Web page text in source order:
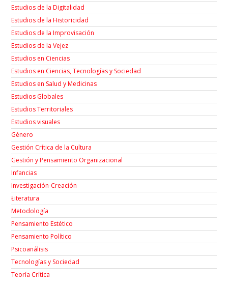
Estudios de la Digitalidad
Estudios de la Historicidad
Estudios de la Improvisación
Estudios de la Vejez
Estudios en Ciencias
Estudios en Ciencias, Tecnologías y Sociedad
Estudios en Salud y Medicinas
Estudios Globales
Estudios Territoriales
Estudios visuales
Género
Gestión Crítica de la Cultura
Gestión y Pensamiento Organizacional
Infancias
Investigación-Creación
Łiteratura
Metodología
Pensamiento Estético
Pensamiento Político
Psicoanálisis
Tecnologías y Sociedad
Teoría Crítica